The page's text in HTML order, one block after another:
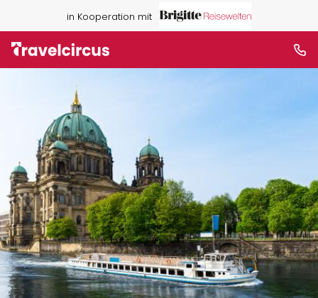
in Kooperation mit